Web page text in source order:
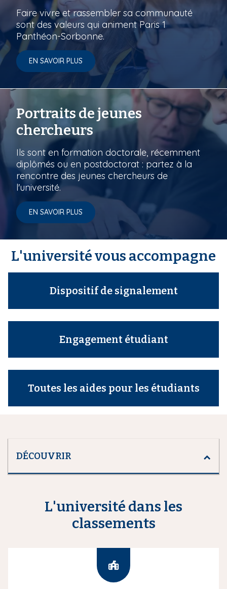
Faire vivre et rassembler sa communauté
sont des valeurs qui animent Paris 1
Panthéon-Sorbonne.
EN SAVOIR PLUS
Portraits de jeunes
chercheurs
Ils sont en formation doctorale, récemment
diplômés ou en postdoctorat : partez à la
rencontre des jeunes chercheurs de
l'université.
EN SAVOIR PLUS
L'université vous accompagne
Dispositif de signalement
Engagement étudiant
Toutes les aides pour les étudiants
DÉCOUVRIR
L'université dans les
classements
I
c